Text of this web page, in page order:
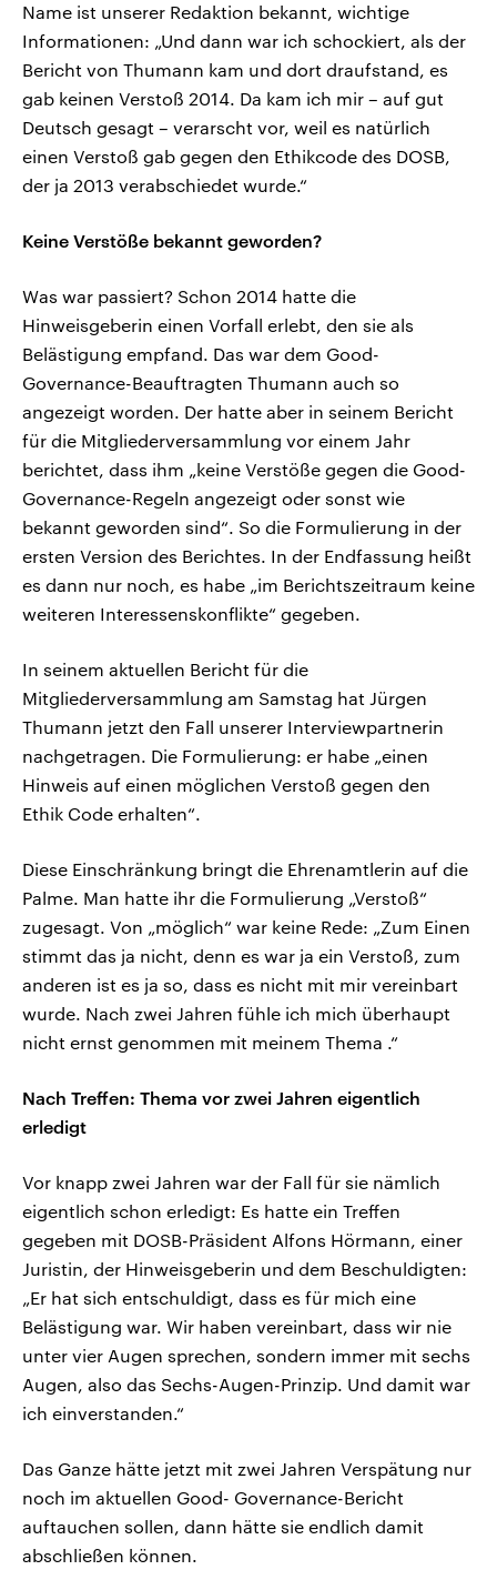
Name ist unserer Redaktion bekannt, wichtige
Informationen: „Und dann war ich schockiert, als der
Bericht von Thumann kam und dort draufstand, es
gab keinen Verstoß 2014. Da kam ich mir – auf gut
Deutsch gesagt – verarscht vor, weil es natürlich
einen Verstoß gab gegen den Ethikcode des DOSB,
der ja 2013 verabschiedet wurde.“
Keine Verstöße bekannt geworden?
Was war passiert? Schon 2014 hatte die
Hinweisgeberin einen Vorfall erlebt, den sie als
Belästigung empfand. Das war dem Good-
Governance-Beauftragten Thumann auch so
angezeigt worden. Der hatte aber in seinem Bericht
für die Mitgliederversammlung vor einem Jahr
berichtet, dass ihm „keine Verstöße gegen die Good-
Governance-Regeln angezeigt oder sonst wie
bekannt geworden sind“. So die Formulierung in der
ersten Version des Berichtes. In der Endfassung heißt
es dann nur noch, es habe „im Berichtszeitraum keine
weiteren Interessenskonflikte“ gegeben.
In seinem aktuellen Bericht für die
Mitgliederversammlung am Samstag hat Jürgen
Thumann jetzt den Fall unserer Interviewpartnerin
nachgetragen. Die Formulierung: er habe „einen
Hinweis auf einen möglichen Verstoß gegen den
Ethik Code erhalten“.
Diese Einschränkung bringt die Ehrenamtlerin auf die
Palme. Man hatte ihr die Formulierung „Verstoß“
zugesagt. Von „möglich“ war keine Rede: „Zum Einen
stimmt das ja nicht, denn es war ja ein Verstoß, zum
anderen ist es ja so, dass es nicht mit mir vereinbart
wurde. Nach zwei Jahren fühle ich mich überhaupt
nicht ernst genommen mit meinem Thema .“
Nach Treffen: Thema vor zwei Jahren eigentlich
erledigt
Vor knapp zwei Jahren war der Fall für sie nämlich
eigentlich schon erledigt: Es hatte ein Treffen
gegeben mit DOSB-Präsident Alfons Hörmann, einer
Juristin, der Hinweisgeberin und dem Beschuldigten:
„Er hat sich entschuldigt, dass es für mich eine
Belästigung war. Wir haben vereinbart, dass wir nie
unter vier Augen sprechen, sondern immer mit sechs
Augen, also das Sechs-Augen-Prinzip. Und damit war
ich einverstanden.“
Das Ganze hätte jetzt mit zwei Jahren Verspätung nur
noch im aktuellen Good- Governance-Bericht
auftauchen sollen, dann hätte sie endlich damit
abschließen können.